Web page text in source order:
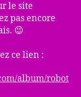
le site
pas encore
😉
ce lien :
album/robot